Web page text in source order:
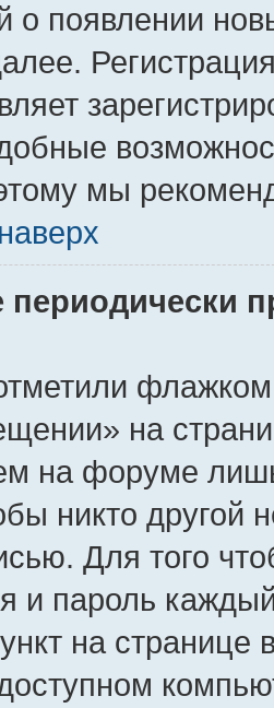
о появлении
мы
флажком
на
на форуме
никто другой
Для того
и пароль
на